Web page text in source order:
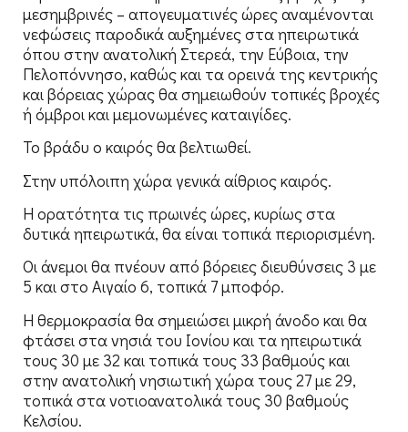
μεσημβρινές – απογευματινές ώρες αναμένονται
νεφώσεις παροδικά αυξημένες στα ηπειρωτικά
όπου στην ανατολική Στερεά, την Εύβοια, την
Πελοπόννησο, καθώς και τα ορεινά της κεντρικής
και βόρειας χώρας θα σημειωθούν τοπικές βροχές
ή όμβροι και μεμονωμένες καταιγίδες.
Το βράδυ ο καιρός θα βελτιωθεί.
Στην υπόλοιπη χώρα γενικά αίθριος καιρός.
Η ορατότητα τις πρωινές ώρες, κυρίως στα
δυτικά ηπειρωτικά, θα είναι τοπικά περιορισμένη.
Οι άνεμοι θα πνέουν από βόρειες διευθύνσεις 3 με
5 και στο Αιγαίο 6, τοπικά 7 μποφόρ.
Η θερμοκρασία θα σημειώσει μικρή άνοδο και θα
φτάσει στα νησιά του Ιονίου και τα ηπειρωτικά
τους 30 με 32 και τοπικά τους 33 βαθμούς και
στην ανατολική νησιωτική χώρα τους 27 με 29,
τοπικά στα νοτιοανατολικά τους 30 βαθμούς
Κελσίου.